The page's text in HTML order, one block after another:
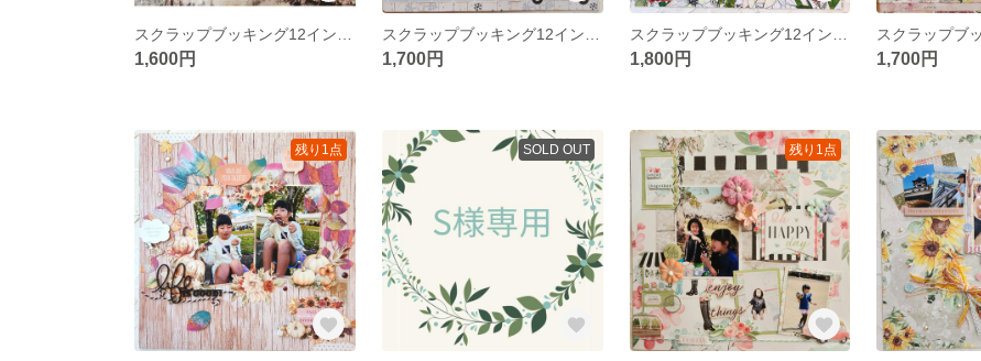
1,600円 1,700円 1,800円 1,700円
残り1点 SOLD OUT 残り1点